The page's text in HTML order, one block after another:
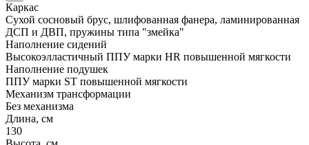
Каркас
Сухой сосновый брус, шлифованная фанера, ламинированная
ДСП и ДВП, пружины типа "змейка"
Наполнение сидений
Высокоэлластичный ППУ марки HR повышенной мягкости
Наполнение подушек
ППУ марки ST повышенной мягкости
Механизм трансформации
Без механизма
Длина, см
130